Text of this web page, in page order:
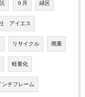
９月 緑区
アイエス
リサイクル 廃棄
軽量化
ンチフレーム